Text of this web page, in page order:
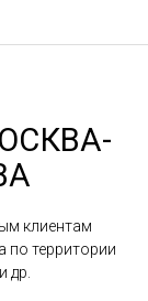
клиентам
по территории
др.